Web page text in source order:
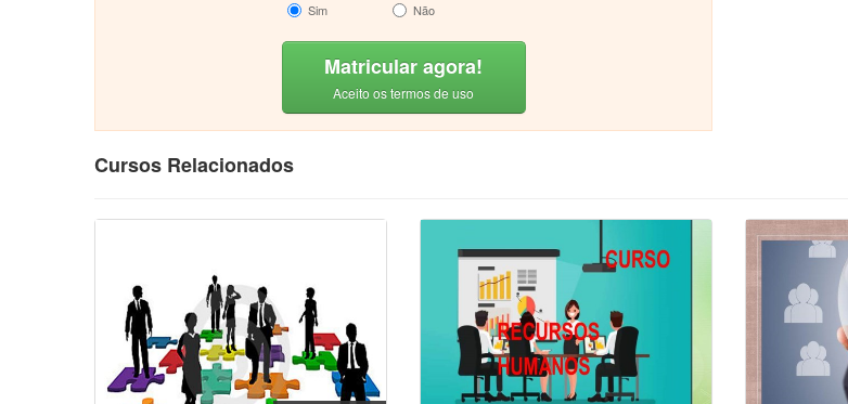
Sim
Não
Matricular agora!
Aceito os termos de uso
Cursos Relacionados